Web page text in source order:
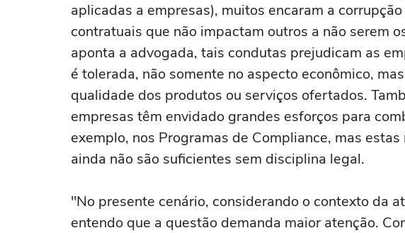
aplicadas a empresas), muitos encaram a
contratuais que não impactam outros a não serem
aponta a advogada, tais condutas prejudicam as
é tolerada, não somente no aspecto econômico,
qualidade dos produtos ou serviços ofertados.
empresas têm envidado grandes esforços para
exemplo, nos Programas de Compliance, mas
ainda não são suficientes sem disciplina legal.
"No presente cenário, considerando o contexto da
entendo que a questão demanda maior atenção.